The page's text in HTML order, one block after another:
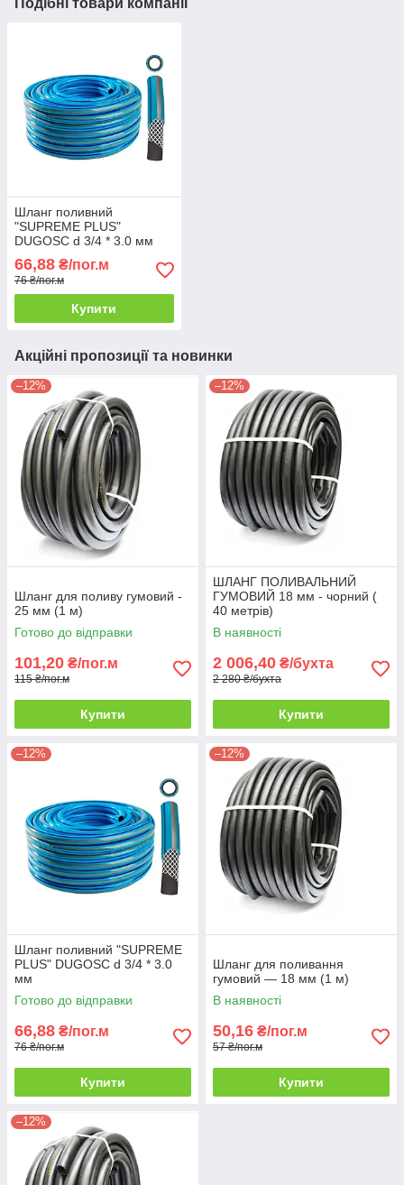
Подібні товари компанії
Шланг поливний
"SUPREME PLUS"
DUGOSC d 3/4 * 3.0 мм
66,88 ₴/пог.м
76 ₴/пог.м
Купити
Акційні пропозиції та новинки
–12%
Шланг для поливу гумовий -
25 мм (1 м)
Готово до відправки
101,20 ₴/пог.м
115 ₴/пог.м
Купити
–12%
ШЛАНГ ПОЛИВАЛЬНИЙ
ГУМОВИЙ 18 мм - чорний (
40 метрів)
В наявності
2 006,40 ₴/бухта
2 280 ₴/бухта
Купити
–12%
Шланг поливний "SUPREME
PLUS" DUGOSC d 3/4 * 3.0
мм
Готово до відправки
66,88 ₴/пог.м
76 ₴/пог.м
Купити
–12%
Шланг для поливання
гумовий — 18 мм (1 м)
В наявності
50,16 ₴/пог.м
57 ₴/пог.м
Купити
–12%